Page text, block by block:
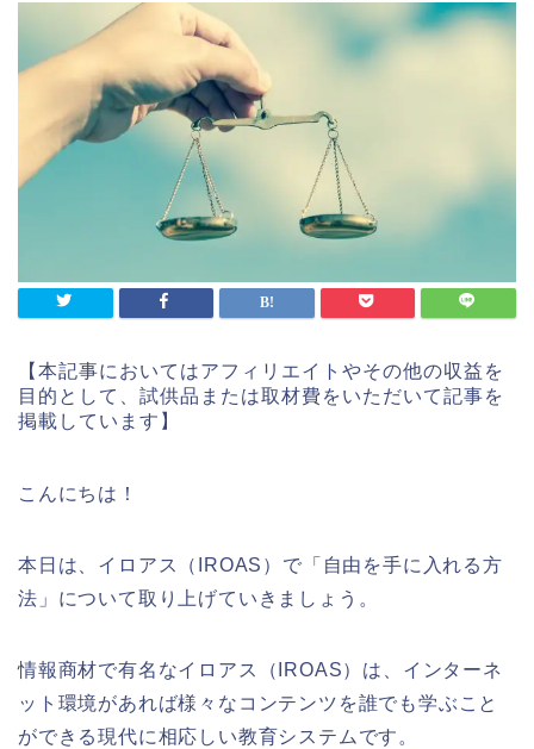
【本記事においてはアフィリエイトやその他の収益を
目的として、試供品または取材費をいただいて記事を
掲載しています】
こんにちは！
本日は、イロアス（ IROAS ）で「自由を手に入れる方
法」について取り上げていきましょう。
情報商材で有名なイロアス（ IROAS）は、インターネ
ット環境があれば様々なコンテンツを誰でも学ぶこと
ができる現代に相応しい教育システムです。